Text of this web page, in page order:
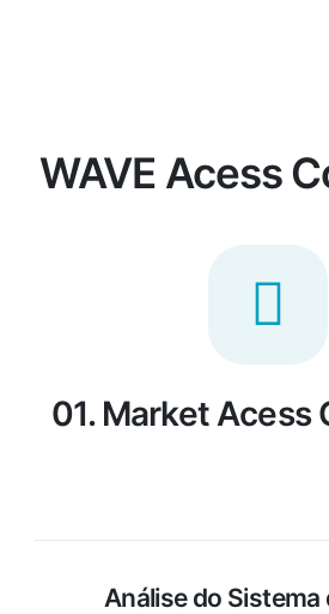
WAVE Acess
01. Market Acess
Análise do Sistema